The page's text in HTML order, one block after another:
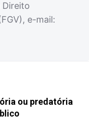
Direito
e-mail:
ou predatória